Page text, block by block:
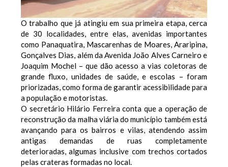
O trabalho que já atingiu em sua primeira etapa, cerca
de 30 localidades, entre elas, avenidas importantes
como Panaquatira, Mascarenhas de Moares, Araripina,
Gonçalves Dias, além da Avenida João Alves Carneiro e
Joaquim Mochel – que dão acesso a vias coletoras de
grande fluxo, unidades de saúde, e escolas – foram
priorizadas, como forma de garantir acessibilidade para
a população e motoristas.
O secretário Hilário Ferreira conta que a operação de
reconstrução da malha viária do município também está
avançando para os bairros e vilas, atendendo assim
antigas demandas de ruas completamente
deterioradas, algumas inclusive com trechos cortados
pelas crateras formadas no local.